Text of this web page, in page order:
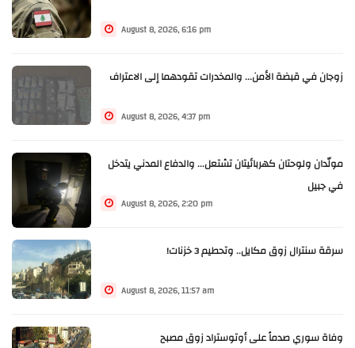
August 8, 2026, 6:16 pm
زوجان في قبضة الأمن... والمخدرات تقودهما إلى الاعتراف
August 8, 2026, 4:37 pm
مولّدان ولوحتان كهربائيتان تشتعل... والدفاع المدني يتدخل
في جبيل
August 8, 2026, 2:20 pm
سرقة سنترال زوق مكايل.. وتحطيم 3 خزنات!
August 8, 2026, 11:57 am
وفاة سوري صدماً على أوتوستراد زوق مصبح